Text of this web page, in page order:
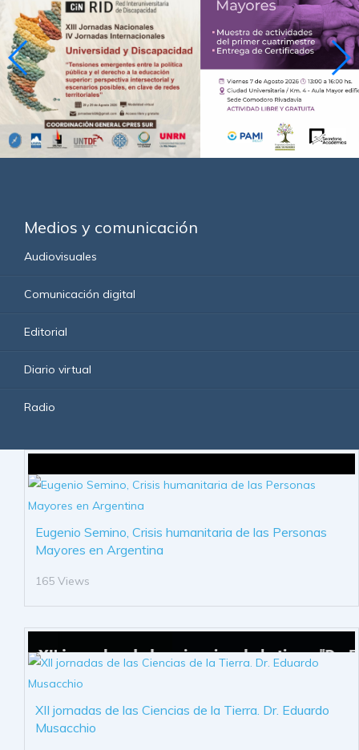
Medios y comunicación
Audiovisuales
Comunicación digital
Editorial
Diario virtual
Radio
Eugenio Semino, Crisis humanitaria de las Personas
Mayores en Argentina
165 Views
XII jornadas de las Ciencias de la Tierra. Dr. Eduardo
Musacchio